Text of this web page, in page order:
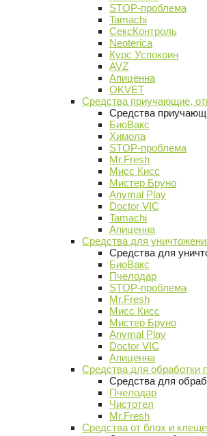
STOP-проблема
Tamachi
СексКонтроль
Neoterica
Курс Успокоин
AVZ
Апиценна
OKVET
Средства приучающие,
Средства
БиоВакс
Химола
STOP-проблема
Mr.Fresh
Мисс Кисс
Мистер Бруно
Anymal Play
Doctor VIC
Tamachi
Апиценна
Средства для
Средства для
БиоВакс
Пчелодар
STOP-проблема
Mr.Fresh
Мисс Кисс
Мистер Бруно
Anymal Play
Doctor VIC
Апиценна
Средства для обработки
Средства для
Пчелодар
Чистотел
Mr.Fresh
Средства от блох и